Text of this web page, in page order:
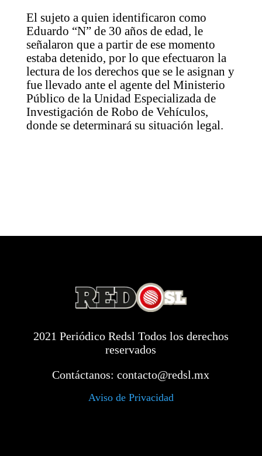
El sujeto a quien identificaron como
Eduardo “N” de 30 años de edad, le
señalaron que a partir de ese momento
estaba detenido, por lo que efectuaron la
lectura de los derechos que se le asignan y
fue llevado ante el agente del Ministerio
Público de la Unidad Especializada de
Investigación de Robo de Vehículos,
donde se determinará su situación legal.
2021 Periódico Redsl Todos los derechos
reservados
Contáctanos:contacto@redsl.mx
Aviso de Privacidad